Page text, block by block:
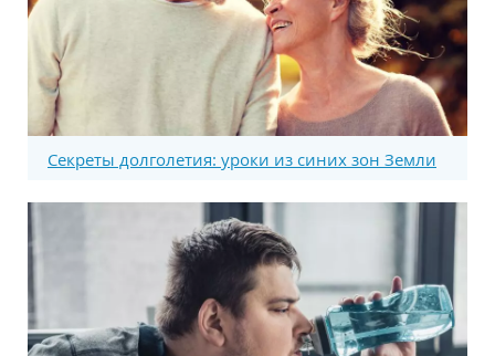
Секреты долголетия: уроки из синих зон Земли